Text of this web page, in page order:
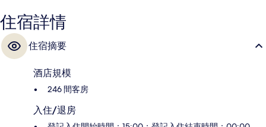
住宿詳情
住宿摘要
酒店規模
246 間客房
入住/退房